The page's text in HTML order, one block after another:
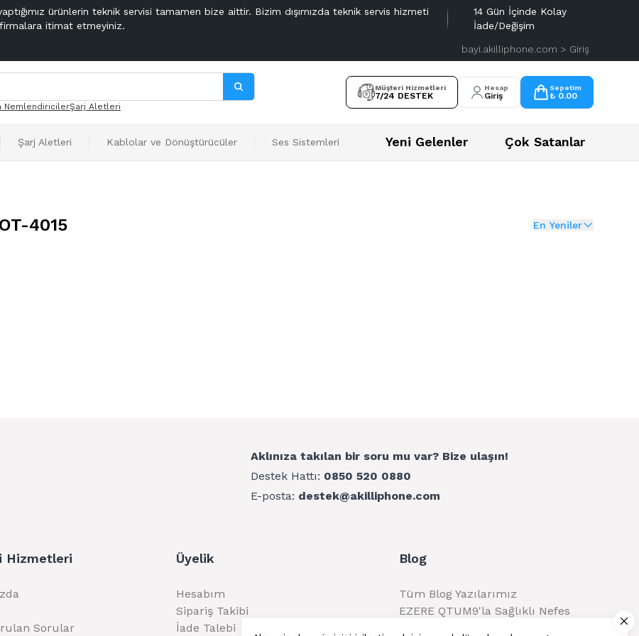
ürünlerin teknik servisi tamamen bize aittir. Bizim dışımızda teknik servis hizmeti
itimat etmeyiniz.
14 Gün İçinde Kolay
İade/Değişim
bayi.akilliphone.com > Giriş
NemlendiricilerŞarj Aletleri
Müşteri Hizmetleri
7/24 DESTEK
Hesap
Giriş
Sepetim
₺ 0.00
Şarj Aletleri Kablolar ve Dönüştürücüler Ses Sistemleri Yeni Gelenler Çok Satanlar
4015 En Yeniler
Aklınıza takılan bir soru mu var? Bize ulaşın!
Destek Hattı: 0850 520 0880
E-posta: destek@akilliphone.com
Hizmetleri
Sorular
Üyelik
Hesabım
Sipariş Takibi
İade Talebi
Blog
Tüm Blog Yazılarımız
EZERE QTUM9'la Sağlıklı Nefes